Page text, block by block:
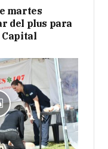
martes
del plus para
Capital